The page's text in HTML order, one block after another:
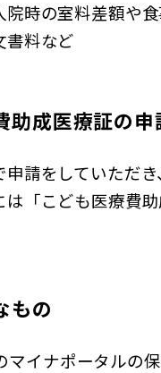
院時の室料差額や
書料など
助成医療証の申
申請をしていただ
は「こども医療費
もの
マイナポータルの